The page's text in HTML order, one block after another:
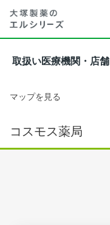
取扱い医療機関・店舗
マップを見る
コスモス薬局